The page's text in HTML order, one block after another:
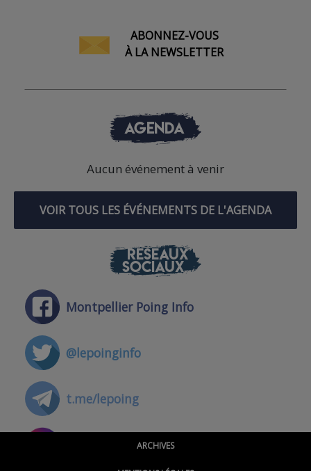
ABONNEZ-VOUS
À LA NEWSLETTER
AGENDA
Aucun événement à venir
VOIR TOUS LES ÉVÉNEMENTS DE L'AGENDA
RÉSEAUX
SOCIAUX
Montpellier Poing Info
@lepoinginfo
t.me/lepoing
@montpellierpoinginfo
ARCHIVES